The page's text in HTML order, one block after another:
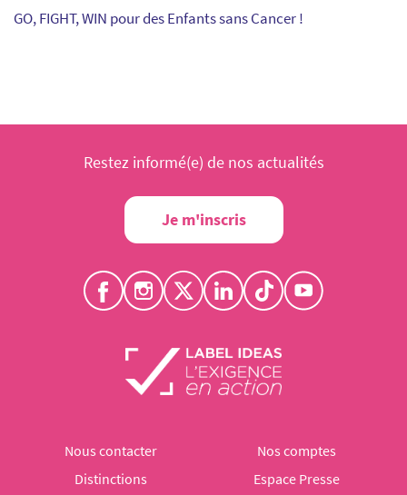
GO, FIGHT, WIN pour des Enfants sans Cancer !
Restez informé(e) de nos actualités
Je m'inscris
Nous contacter
Nos comptes
Distinctions
Espace Presse